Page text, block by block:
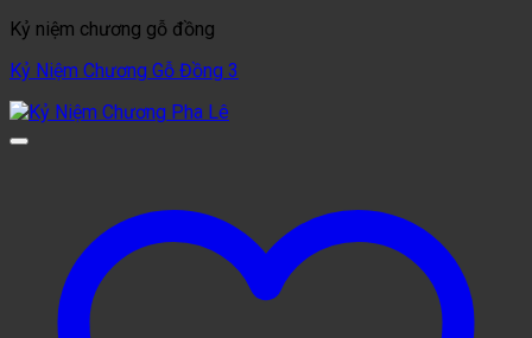
Kỷ niệm chương gỗ đồng
Kỷ Niệm Chương Gỗ Đồng 3